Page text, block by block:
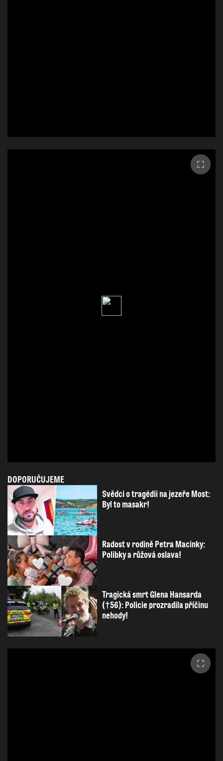
DOPORUČUJEME
Svědci o tragédii na jezeře Most:
Byl to masakr!
Radost v rodině Petra Macinky:
Polibky a růžová oslava!
Tragická smrt Glena Hansarda
(†56): Policie prozradila příčinu
nehody!